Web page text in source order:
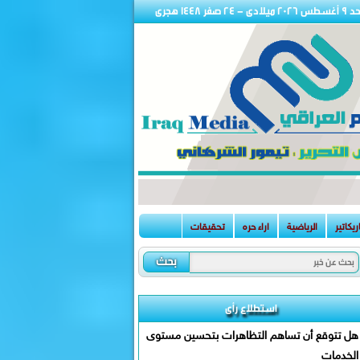
- 24 صفر 1448 هجرى
الرياضية اراء حره تحقيقات
استطلاع رأى
هل تتوقع أن تساهم التظاهرات بتحسين مستوى
الخدمات